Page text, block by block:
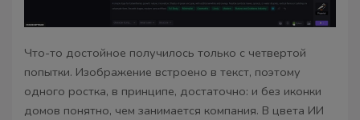
Что-то достойное получилось только с четвертой
попытки. Изображение встроено в текст, поэтому
одного ростка, в принципе, достаточно: и без иконки
домов понятно, чем занимается компания. В цвета ИИ